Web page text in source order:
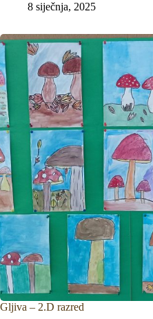
8 siječnja, 2025
Gljiva – 2.D razred